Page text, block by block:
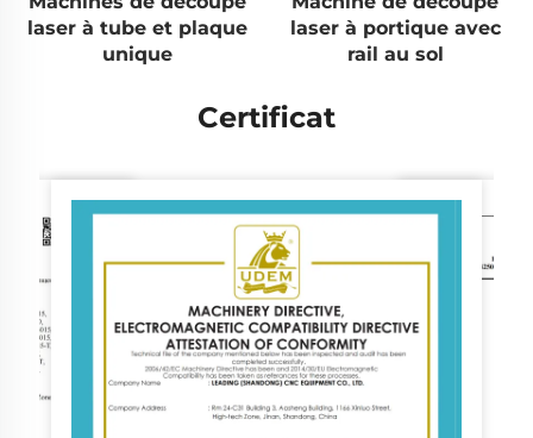
laser à tube et plaque
unique
laser à portique avec
rail au sol
Certificat